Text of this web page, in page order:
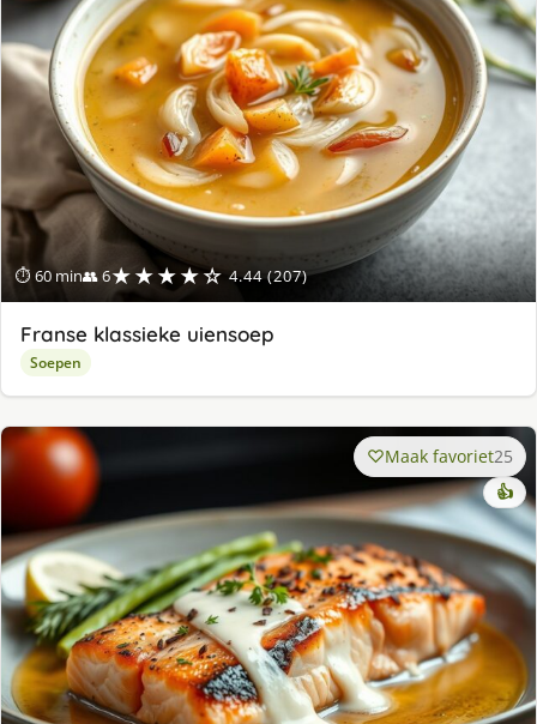
⏱ 60 min👥 6★★★★☆ 4.44 (207)
Franse klassieke uiensoep
Soepen
Maak favoriet25
👍